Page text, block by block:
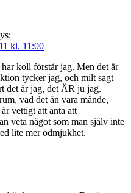
kl. 11:00
koll förstår jag. Men det är
tycker jag, och milt sagt
det är jag, det ÄR ju jag.
vad det än vara månde,
vettigt att anta att
veta något som man själv inte
lite mer ödmjukhet.